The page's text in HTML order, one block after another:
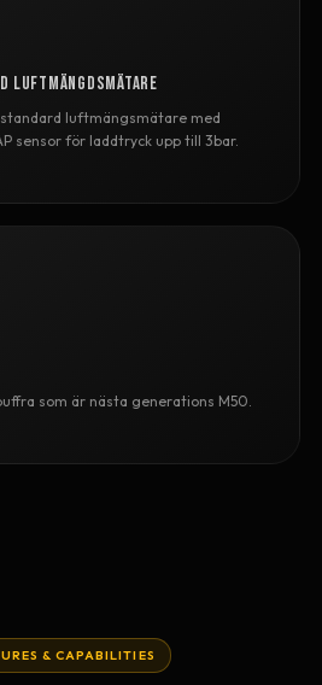
luftmängdsmätare
luftmängsmätare med
sensor för laddtryck upp till 3bar.
som är nästa generations M50.
& CAPABILITIES